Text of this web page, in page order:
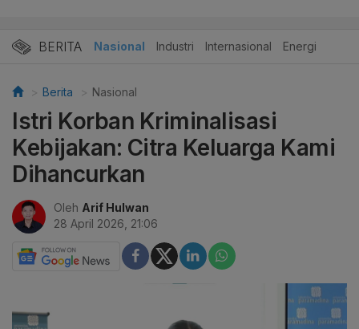
BERITA Nasional Industri Internasional Energi
Berita Nasional
Istri Korban Kriminalisasi
Kebijakan: Citra Keluarga Kami
Dihancurkan
Oleh Arif Hulwan
28 April 2026, 21:06